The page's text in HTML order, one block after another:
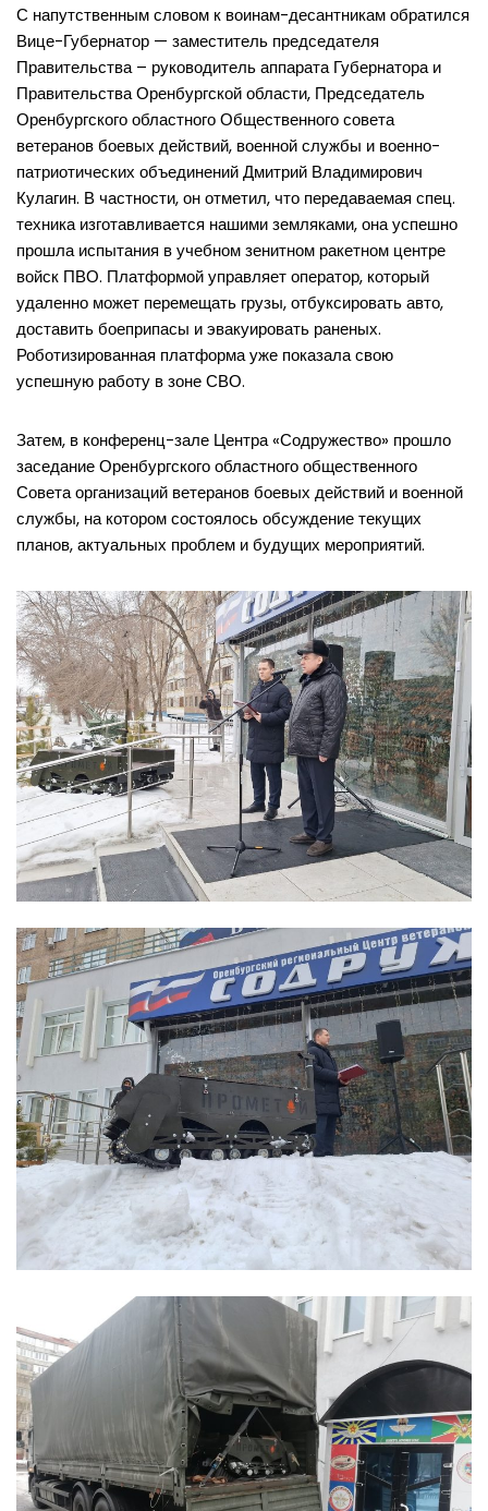
С напутственным словом к воинам-десантникам обратился
Вице-Губернатор — заместитель председателя
Правительства – руководитель аппарата Губернатора и
Правительства Оренбургской области, Председатель
Оренбургского областного Общественного совета
ветеранов боевых действий, военной службы и военно-
патриотических объединений Дмитрий Владимирович
Кулагин. В частности, он отметил, что передаваемая спец.
техника изготавливается нашими земляками, она успешно
прошла испытания в учебном зенитном ракетном центре
войск ПВО. Платформой управляет оператор, который
удаленно может перемещать грузы, отбуксировать авто,
доставить боеприпасы и эвакуировать раненых.
Роботизированная платформа уже показала свою
успешную работу в зоне СВО.
Затем, в конференц-зале Центра «Содружество» прошло
заседание Оренбургского областного общественного
Совета организаций ветеранов боевых действий и военной
службы, на котором состоялось обсуждение текущих
планов, актуальных проблем и будущих мероприятий.